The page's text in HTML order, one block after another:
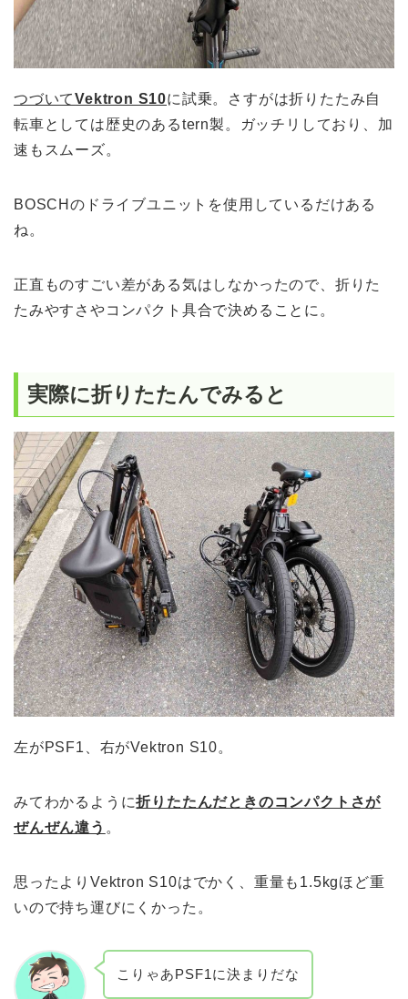
つづいてVektron S10に試乗。さすがは折りたたみ自
転車としては歴史のあるtern製。ガッチリしており、加
速もスムーズ。
BOSCHのドライブユニットを使用しているだけある
ね。
正直ものすごい差がある気はしなかったので、折りた
たみやすさやコンパクト具合で決めることに。
実際に折りたたんでみると
左がPSF1、右がVektron S10。
みてわかるように折りたたんだときのコンパクトさが
ぜんぜん違う 。
思ったよりVektron S10はでかく、重量も1.5kgほど重
いので持ち運びにくかった。
こりゃあPSF1に決まりだな